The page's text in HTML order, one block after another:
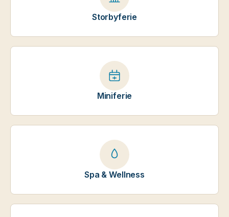
Storbyferie
Miniferie
Spa & Wellness